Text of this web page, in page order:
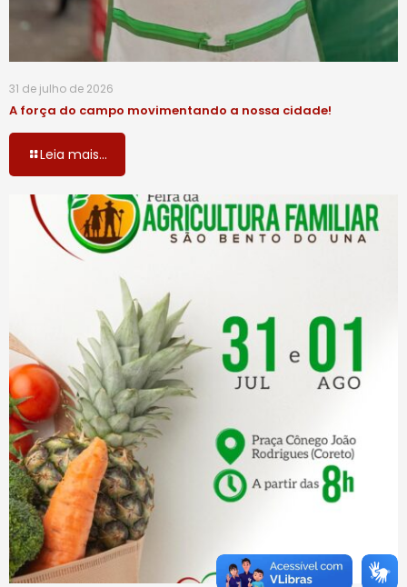
31 de julho de 2026
A força do campo movimentando a nossa cidade!
Leia mais...